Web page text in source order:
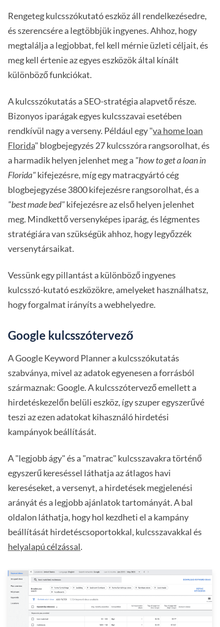
Rengeteg kulcsszókutató eszköz áll rendelkezésedre,
és szerencsére a legtöbbjük ingyenes. Ahhoz, hogy
megtalálja a legjobbat, fel kell mérnie üzleti céljait, és
meg kell értenie az egyes eszközök által kínált
különböző funkciókat.
A kulcsszókutatás a SEO-stratégia alapvető része.
Bizonyos iparágak egyes kulcsszavai esetében
rendkívül nagy a verseny. Például egy "va home loan
Florida" blogbejegyzés 27 kulcsszóra rangsorolhat, és
a harmadik helyen jelenhet meg a "how to get a loan in
Florida"kifejezésre, míg egy matracgyártó cég
blogbejegyzése 3800 kifejezésre rangsorolhat, és a
"best made bed"kifejezésre az első helyen jelenhet
meg. Mindkettő versenyképes iparág, és légmentes
stratégiára van szükségük ahhoz, hogy legyőzzék
versenytársaikat.
Vessünk egy pillantást a különböző ingyenes
kulcsszó-kutató eszközökre, amelyeket használhatsz,
hogy forgalmat irányíts a webhelyedre.
Google kulcsszótervező
A Google Keyword Planner a kulcsszókutatás
szabványa, mivel az adatok egyenesen a forrásból
származnak: Google. A kulcsszótervező emellett a
hirdetéskezelőn belüli eszköz, így szuper egyszerűvé
teszi az ezen adatokat kihasználó hirdetési
kampányok beállítását.
A "legjobb ágy" és a "matrac" kulcsszavakra történő
egyszerű kereséssel láthatja az átlagos havi
kereséseket, a versenyt, a hirdetések megjelenési
arányát és a legjobb ajánlatok tartományát. A bal
oldalon láthatja, hogy hol kezdheti el a kampány
beállítását hirdetéscsoportokkal, kulcsszavakkal és
helyalapú célzással.